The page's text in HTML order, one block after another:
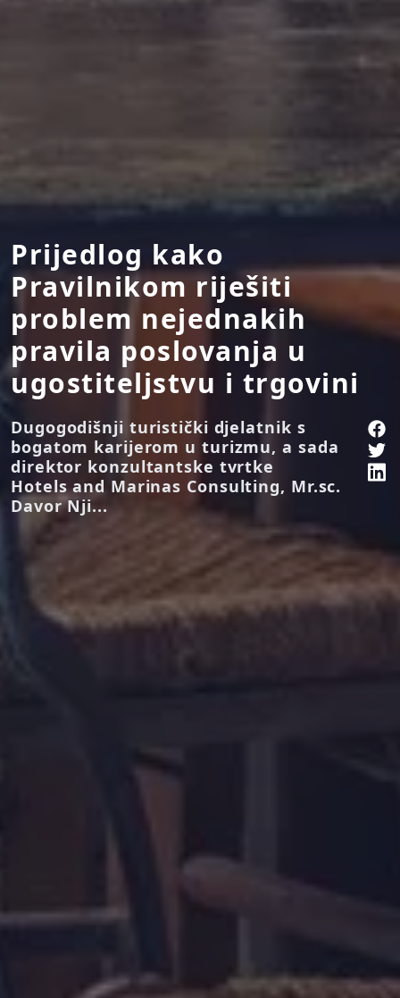
Prijedlog kako
Pravilnikom riješiti
problem nejednakih
pravila poslovanja u
ugostiteljstvu i trgovini
Dugogodišnji turistički djelatnik s
bogatom karijerom u turizmu, a sada
direktor konzultantske tvrtke
Hotels and Marinas Consulting, Mr.sc.
Davor Nji...